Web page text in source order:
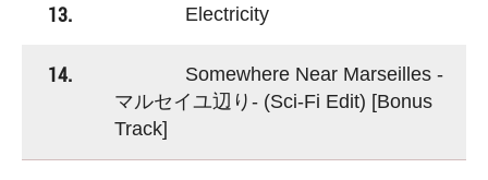
13. Electricity
14.
Somewhere Near Marseilles -
マルセイユ辺り- (Sci-Fi Edit) [Bonus
Track]